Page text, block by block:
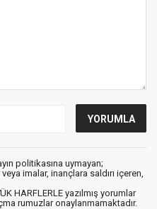
politikasına uymayan;
imalar, inançlara saldırı içeren,
HARFLERLE yazılmış yorumlar
rumuzlar onaylanmamaktadır.